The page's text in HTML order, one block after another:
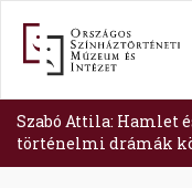
content
Szabó Attila: Hamlet
történelmi drámák